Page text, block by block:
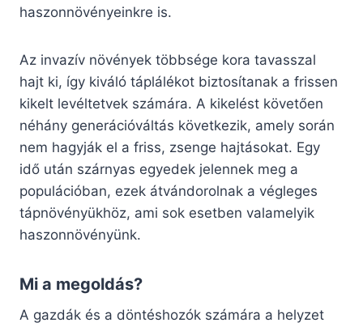
haszonnövényeinkre is.
Az invazív növények többsége kora tavasszal
hajt ki, így kiváló táplálékot biztosítanak a frissen
kikelt levéltetvek számára. A kikelést követően
néhány generációváltás következik, amely során
nem hagyják el a friss, zsenge hajtásokat. Egy
idő után szárnyas egyedek jelennek meg a
populációban, ezek átvándorolnak a végleges
tápnövényükhöz, ami sok esetben valamelyik
haszonnövényünk.
Mi a megoldás?
A gazdák és a döntéshozók számára a helyzet